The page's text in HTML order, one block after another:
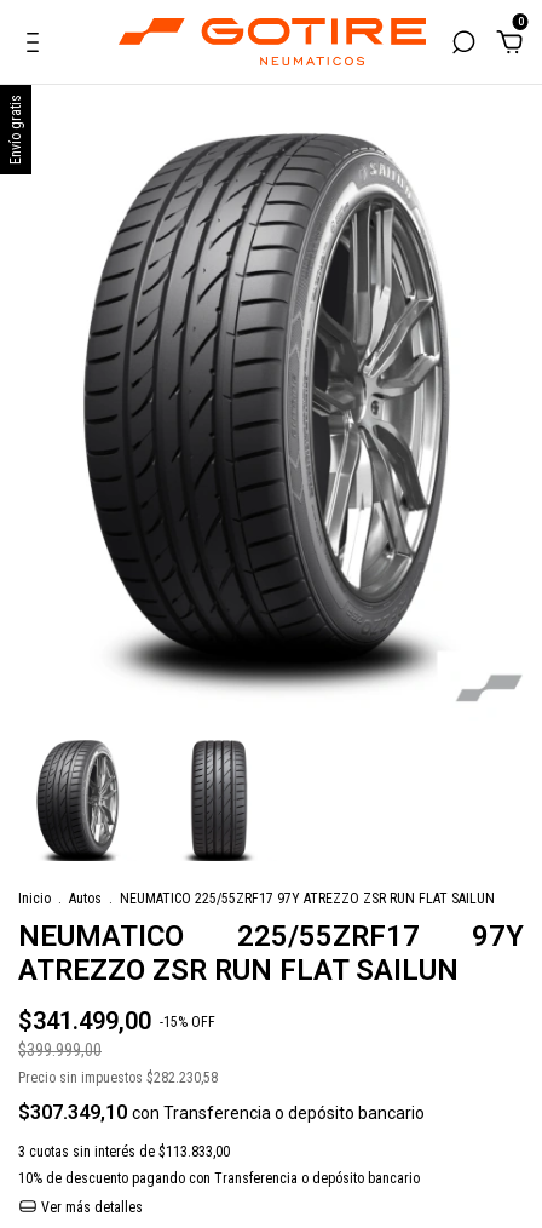
0
Envío gratis
Inicio Autos NEUMATICO 225/55ZRF17 97Y ATREZZO ZSR RUN FLAT SAILUN
NEUMATICO 225/55ZRF17 97Y
ATREZZO ZSR RUN FLAT SAILUN
$341.499,00 -15% OFF
$399.999,00
Precio sin impuestos $282.230,58
$307.349,10 con Transferencia o depósito bancario
3 cuotas sin interés de $113.833,00
10% de descuento pagando con Transferencia o depósito bancario
Ver más detalles